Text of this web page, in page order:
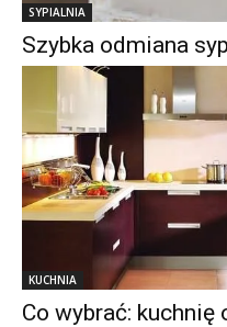
SYPIALNIA
Szybka odmiana
KUCHNIA
Co wybrać: